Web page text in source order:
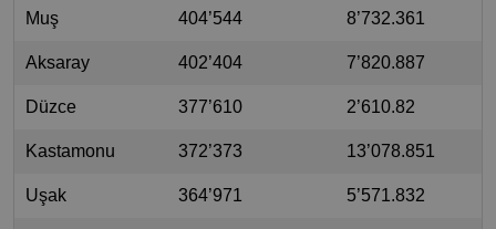
Muş 404’544 8’732.361
Aksaray 402’404 7’820.887
Düzce 377’610 2’610.82
Kastamonu 372’373 13’078.851
Uşak 364’971 5’571.832